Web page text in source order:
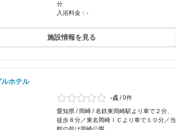
分
入浴料金：-
施設情報を見る
ルホテル
-点 /0件
愛知県 / 岡崎 / 名鉄東岡崎駅より車で２分、
徒歩８分／東名岡崎ＩＣより車で１０分／当